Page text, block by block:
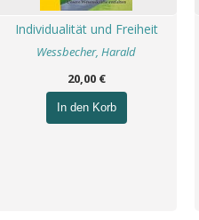
Individualität und Freiheit
Wessbecher, Harald
20,00 €
In den Korb